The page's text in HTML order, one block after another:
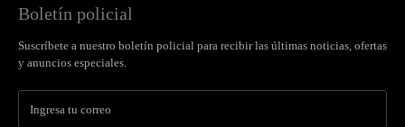
Boletín policial
Suscríbete a nuestro boletín policial para recibir las últimas noticias, ofertas
y anuncios especiales.